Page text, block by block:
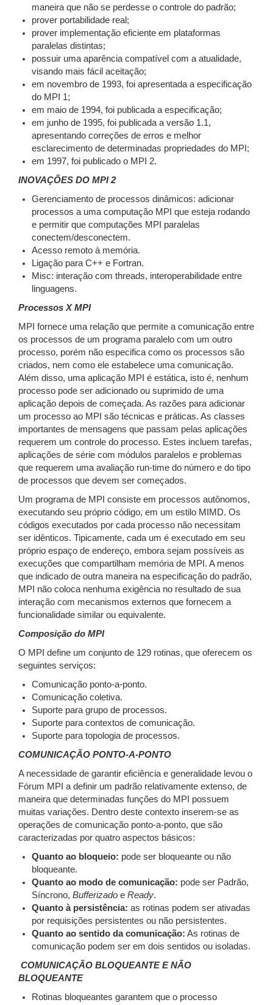
maneira que não se perdesse o controle do padrão;
prover portabilidade real;
prover implementação eficiente em plataformas
paralelas distintas;
possuir uma aparência compatível com a atualidade,
visando mais fácil aceitação;
em novembro de 1993, foi apresentada a especificação
do MPI 1;
em maio de 1994, foi publicada a especificação;
em junho de 1995, foi publicada a versão 1.1,
apresentando correções de erros e melhor
esclarecimento de determinadas propriedades do MPI;
em 1997, foi publicado o MPI 2.
INOVAÇÕES DO MPI 2
Gerenciamento de processos dinâmicos: adicionar
processos a uma computação MPI que esteja rodando
e permitir que computações MPI paralelas
conectem/desconectem.
Acesso remoto à memória.
Ligação para C++ e Fortran.
Misc: interação com threads, interoperabilidade entre
linguagens.
Processos X MPI
MPI fornece uma relação que permite a comunicação entre
os processos de um programa paralelo com um outro
processo, porém não especifica como os processos são
criados, nem como ele estabelece uma comunicação.
Além disso, uma aplicação MPI é estática, isto é, nenhum
processo pode ser adicionado ou suprimido de uma
aplicação depois de começada. As razões para adicionar
um processo ao MPI são técnicas e práticas. As classes
importantes de mensagens que passam pelas aplicações
requerem um controle do processo. Estes incluem tarefas,
aplicações de série com módulos paralelos e problemas
que requerem uma avaliação run-time do número e do tipo
de processos que devem ser começados.
Um programa de MPI consiste em processos autônomos,
executando seu próprio código, em um estilo MIMD. Os
códigos executados por cada processo não necessitam
ser idênticos. Tipicamente, cada um é executado em seu
próprio espaço de endereço, embora sejam possíveis as
execuções que compartilham memória de MPI. A menos
que indicado de outra maneira na especificação do padrão,
MPI não coloca nenhuma exigência no resultado de sua
interação com mecanismos externos que fornecem a
funcionalidade similar ou equivalente.
Composição do MPI
O MPI define um conjunto de 129 rotinas, que oferecem os
seguintes serviços:
Comunicação ponto-a-ponto.
Comunicação coletiva.
Suporte para grupo de processos.
Suporte para contextos de comunicação.
Suporte para topologia de processos.
COMUNICAÇÃO PONTO-A-PONTO
A necessidade de garantir eficiência e generalidade levou o
Fórum MPI a definir um padrão relativamente extenso, de
maneira que determinadas funções do MPI possuem
muitas variações. Dentro deste contexto inserem-se as
operações de comunicação ponto-a-ponto, que são
caracterizadas por quatro aspectos básicos:
Quanto ao bloqueio: pode ser bloqueante ou não
bloqueante.
Quanto ao modo de comunicação: pode ser Padrão,
Síncrono,Bufferizado eReady.
Quanto à persistência: as rotinas podem ser ativadas
por requisições persistentes ou não persistentes.
Quanto ao sentido da comunicação: As rotinas de
comunicação podem ser em dois sentidos ou isoladas.
COMUNICAÇÃO BLOQUEANTE E NÃO
BLOQUEANTE
Rotinas bloqueantes garantem que o processo